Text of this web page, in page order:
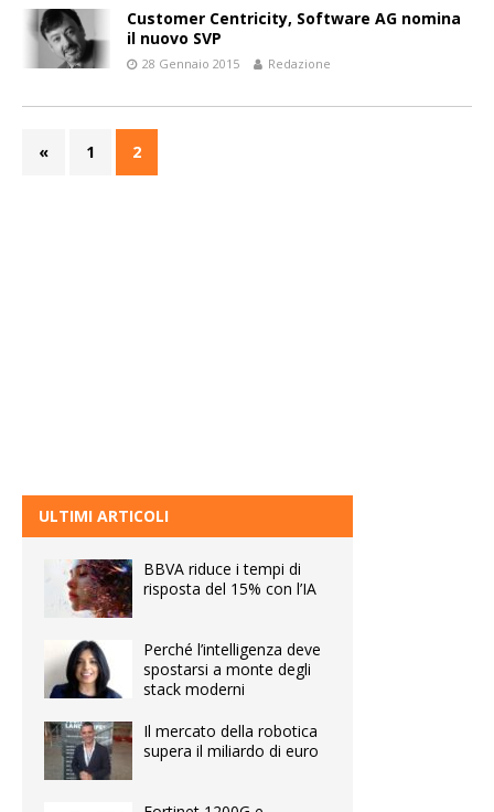
Customer Centricity, Software AG nomina
il nuovo SVP
28 Gennaio 2015 Redazione
« 1 2
ULTIMI ARTICOLI
BBVA riduce i tempi di
risposta del 15% con l’IA
Perché l’intelligenza deve
spostarsi a monte degli
stack moderni
Il mercato della robotica
supera il miliardo di euro